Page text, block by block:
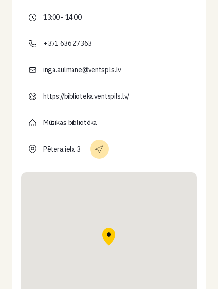
13:00 - 14:00
+371 636 27363
inga.aulmane@ventspils.lv
https://biblioteka.ventspils.lv/
Mūzikas bibliotēka
Pētera iela 3